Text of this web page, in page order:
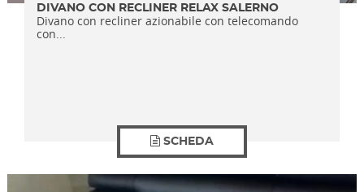
DIVANO CON RECLINER RELAX SALERNO
Divano con recliner azionabile con telecomando
con...
SCHEDA